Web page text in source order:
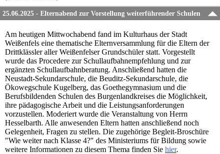
25.06.2025 - Elternabend zur Vorstellung weiterführender Schulen
Am heutigen Mittwochabend fand im Kulturhaus der Stadt
Weißenfels eine thematische Elternversammlung für die Eltern der
Drittklässler aller Weißenfelser Grundschüler statt. Vorgestellt
wurde das Procedere zur Schullaufbahnempfehlung und zur
ergänzten Schullaufbahnberatung. Anschließend hatten die
Neustadt-Sekundarschule, die Beuditz-Sekundarschule, die
Ökowegschule Kugelberg, das Goethegymnasium und die
Berufsbildenden Schulen des Burgenlandkreises die Möglichkeit,
ihre pädagogische Arbeit und die Leistungsanforderungen
vorzustellen. Moderiert wurde die Veranstaltung von Herrn
Hesselbarth. Alle anwesenden Eltern hatten anschließend noch
Gelegenheit, Fragen zu stellen. Die zugehörige Begleit-Broschüre
"Wie weiter nach Klasse 4?" des Ministeriums für Bildung sowie
weitere Informationen zu diesem Thema finden Sie hier.